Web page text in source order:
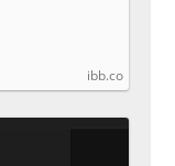
ibb.co